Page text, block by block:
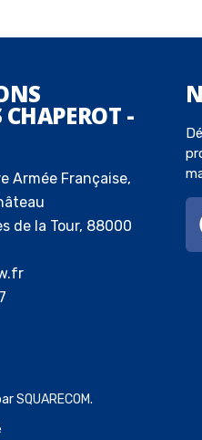
-
Armée Française,
de la Tour, 88000
SQUARECOM.